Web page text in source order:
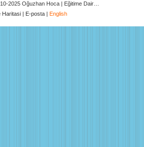
2025 Oğuzhan Hoca | Eğitime Dair…
Haritasi | E-posta | English